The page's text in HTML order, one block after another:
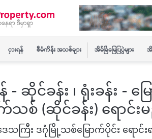
ငှားရန် စီမံကိန်း အသစ်များ အိမ်ခြံမြေပြပွဲများ
- ဆိုင်ခန်း ၊ ရုံးခန်း -
သစ် (ဆိုင်ခန်း) ရောင်း
သကြီး ဒဂုံမြို့သစ်မြောက်ပိုင်း ရောင်း